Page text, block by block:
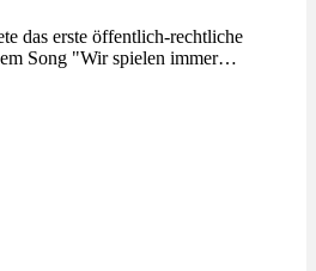
das erste öffentlich-rechtliche
Song "Wir spielen immer…